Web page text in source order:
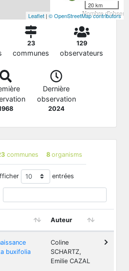
Nombre
20 km
Leaflet | © OpenStreetMap contributors
23
communes
129
observateurs
Dernière
observation
2024
communes 8 organisms
entrées
Auteur
buxifolia
Coline
SCHARTZ,
Emilie CAZAL